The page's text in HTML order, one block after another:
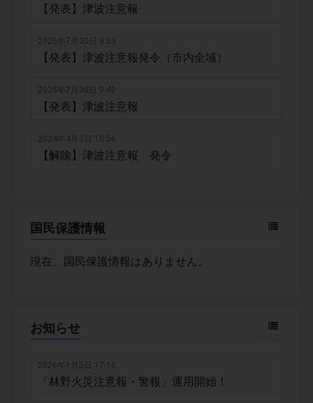
【発表】津波注意報
2025年7月30日 9:53
【発表】津波注意報発令（市内全域）
2025年7月30日 9:40
【発表】津波注意報
2024年4月3日 10:56
【解除】津波注意報 発令
国民保護情報
現在、国民保護情報はありません。
お知らせ
2026年1月5日 17:16
「林野火災注意報・警報」運用開始！